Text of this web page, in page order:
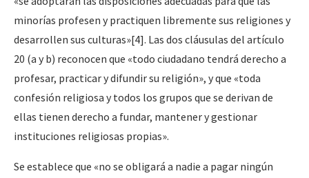
minorías profesen y practiquen libremente sus religiones y
desarrollen sus culturas»[4]. Las dos cláusulas del artículo
20 (a y b) reconocen que «todo ciudadano tendrá derecho a
profesar, practicar y difundir su religión», y que «toda
confesión religiosa y todos los grupos que se derivan de
ellas tienen derecho a fundar, mantener y gestionar
instituciones religiosas propias».
Se establece que «no se obligará a nadie a pagar ningún